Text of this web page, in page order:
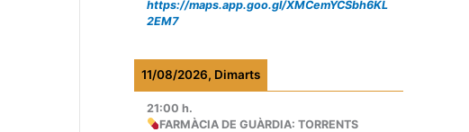
https://maps.app.goo.gl/XMCemYCSbh6KL
2EM7
11/08/2026, Dimarts
21:00 h.
FARMÀCIA DE GUÀRDIA: TORRENTS